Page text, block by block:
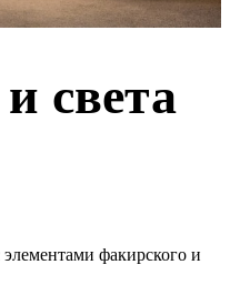
света
факирского и